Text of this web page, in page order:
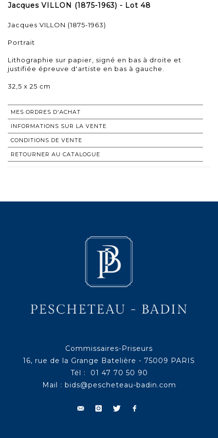
Jacques VILLON (1875-1963) - Lot 48
Jacques VILLON (1875-1963)
Portrait
Lithographie sur papier, signé en bas à droite et
justifiée épreuve d'artiste en bas à gauche.
32,5 x 25 cm
MES ORDRES D'ACHAT
INFORMATIONS SUR LA VENTE
CONDITIONS DE VENTE
RETOURNER AU CATALOGUE
Commissaires-Priseurs
16, rue de la Grange Batelière - 75009 PARIS
Tél : 01 47 70 50 90
Mail : bids@pescheteau-badin.com